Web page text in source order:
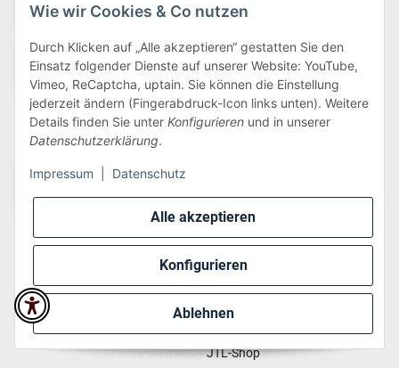
Alle akzeptieren
Konfigurieren
Ablehnen
Wie wir Cookies & Co nutzen
Durch Klicken auf „Alle akzeptieren“ gestatten Sie den
Einsatz folgender Dienste auf unserer Website: YouTube,
Vimeo, ReCaptcha, uptain. Sie können die Einstellung
jederzeit ändern (Fingerabdruck-Icon links unten). Weitere
Details finden Sie unter Konfigurieren und in unserer
Datenschutzerklärung.
Impressum Datenschutz
Wir versenden via:
* Alle Preise inkl. gesetzlicher USt., zzgl.Versand
Perfected byDreizack Medien
Powered byJTL-Shop